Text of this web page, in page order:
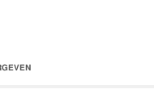
uitgebrachte 'Dertien Hoog